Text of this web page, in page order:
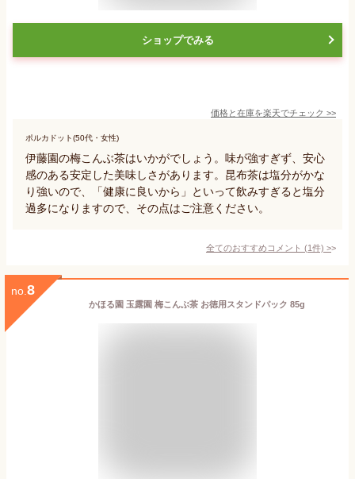
ショップでみる
価格と在庫を楽天でチェック >>
ポルカドット(50代・女性)
伊藤園の梅こんぶ茶はいかがでしょう。味が強すぎず、安心
感のある安定した美味しさがあります。昆布茶は塩分がかな
り強いので、「健康に良いから」といって飲みすぎると塩分
過多になりますので、その点はご注意ください。
全てのおすすめコメント (1件) >
no. 8
かほる園 玉露園 梅こんぶ茶 お徳用スタンドパック 85g